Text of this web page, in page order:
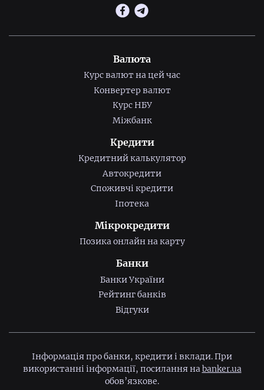
Валюта
Курс валют на цей час
Конвертер валют
Курс НБУ
Міжбанк
Кредити
Кредитний калькулятор
Автокредити
Споживчі кредити
Іпотека
Мікрокредити
Позика онлайн на карту
Банки
Банки України
Рейтинг банків
Відгуки
Інформація про банки, кредити і вклади. При
використанні інформації, посилання наbanker.ua
обов’язкове.